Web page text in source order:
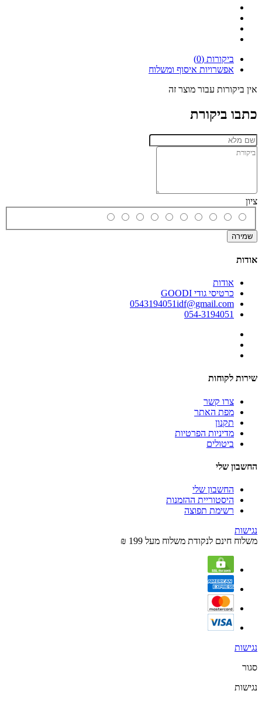
ביקורות (0)
אפשרויות איסוף ומשלוח
אין ביקורות עבור מוצר זה
כתבו ביקורת
ציון
שמירה
אודות
אודות
כרטיסי גודי GOODI
0543194051idf@gmail.com
054-3194051
שירות לקוחות
צרו קשר
מפת האתר
תקנון
מדיניות הפרטיות
ביטולים
החשבון שלי
החשבון שלי
היסטוריית ההזמנות
רשימת תפוצה
נגישות
משלוח חינם לנקודת משלוח מעל 199 ₪
נגישות
סגור
נגישות